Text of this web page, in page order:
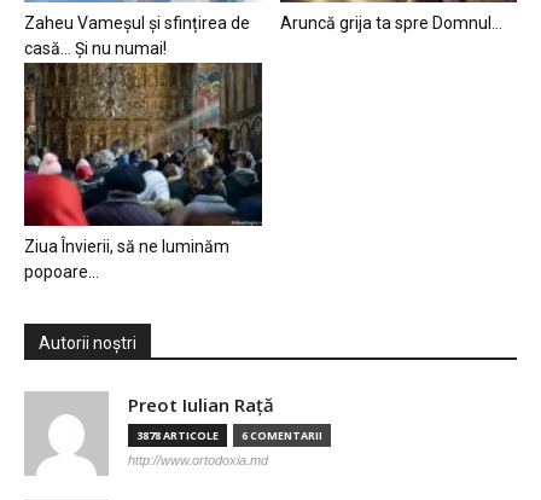
Zaheu Vameșul și sfințirea de
casă… Și nu numai!
Aruncă grija ta spre Domnul…
Ziua Învierii, să ne luminăm
popoare…
Autorii noștri
Preot Iulian Raţă
3878 ARTICOLE 6 COMENTARII
http://www.ortodoxia.md